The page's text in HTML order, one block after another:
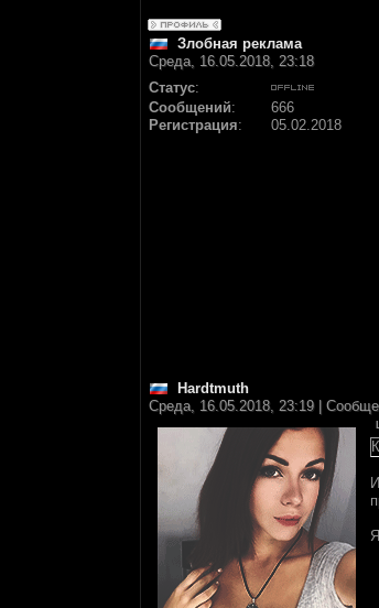
Злобная реклама
Среда, 16.05.2018, 23:18
Статус:
Сообщений:
666
Регистрация: 05.02.2018
Hardtmuth
Среда, 16.05.2018, 23:19 |